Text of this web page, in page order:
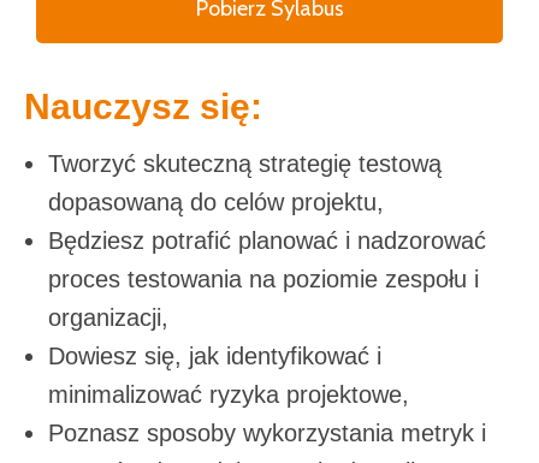
Pobierz Sylabus
Nauczysz się:
Tworzyć skuteczną strategię testową
dopasowaną do celów projektu,
Będziesz potrafić planować i nadzorować
proces testowania na poziomie zespołu i
organizacji,
Dowiesz się, jak identyfikować i
minimalizować ryzyka projektowe,
Poznasz sposoby wykorzystania metryk i